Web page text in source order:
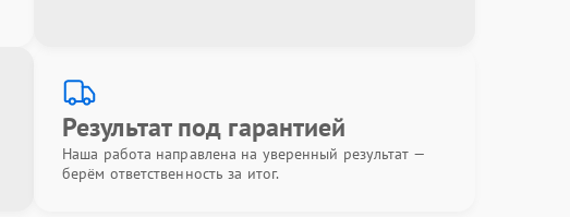
Результат под гарантией
Наша работа направлена на уверенный результат —
берём ответственность за итог.